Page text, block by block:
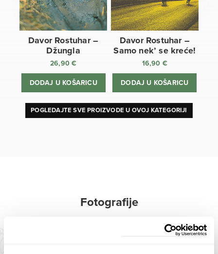
Davor Rostuhar –
Džungla
26,90€
DODAJ U KOŠARICU
Davor Rostuhar –
Samo nek’ se kreće!
16,90 €
DODAJ U KOŠARICU
POGLEDAJTE SVE PROIZVODE U OVOJ KATEGORIJI
Fotografije